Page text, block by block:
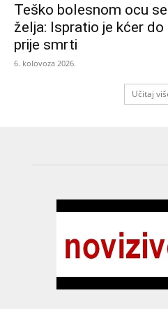
Teško bolesnom ocu
želja: Ispratio je kćer
prije smrti
6. kolovoza 2026.
Učitaj